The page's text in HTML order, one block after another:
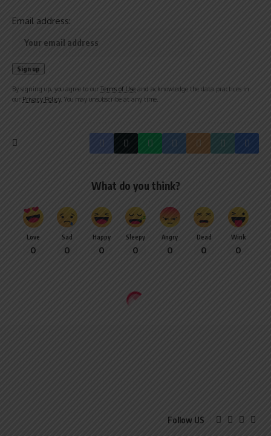
Email address:
By signing up, you agree to our Terms of Use and acknowledge the data practices in
our Privacy Policy. You may unsubscribe at any time.
What do you think?
Love
0
Sad
0
Happy
0
Sleepy
0
Angry
0
Dead
0
Wink
0
Follow US